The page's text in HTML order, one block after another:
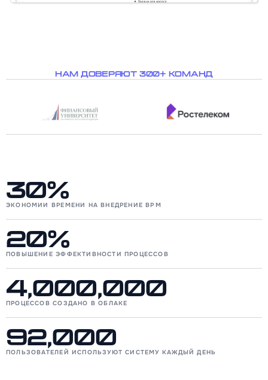
НАМ ДОВЕРЯЮТ 300+ КОМАНД
30%
ЭКОНОМИИ ВРЕМЕНИ НА ВНЕДРЕНИЕ BPM
20%
ПОВЫШЕНИЕ ЭФФЕКТИВНОСТИ ПРОЦЕССОВ
4,000,000
ПРОЦЕССОВ СОЗДАНО В ОБЛАКЕ
92,000
ПОЛЬЗОВАТЕЛЕЙ ИСПОЛЬЗУЮТ СИСТЕМУ КАЖДЫЙ ДЕНЬ